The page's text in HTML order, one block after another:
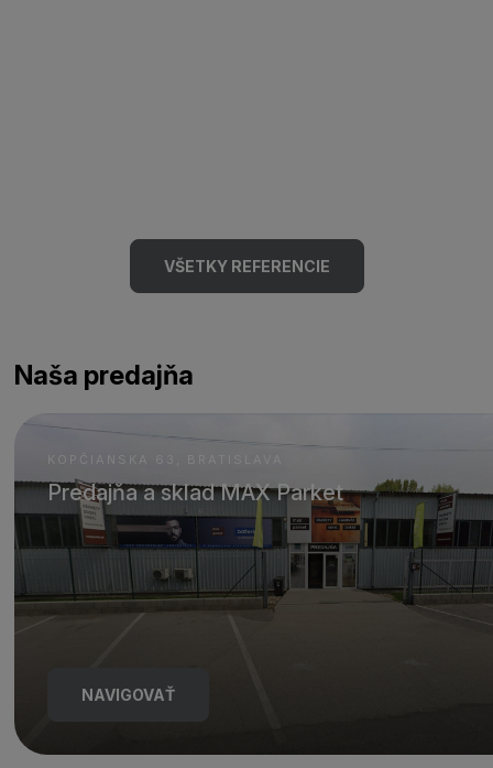
VŠETKY REFERENCIE
Naša predajňa
KOPČIANSKA 63, BRATISLAVA
Predajňa a sklad MAX Parket
NAVIGOVAŤ